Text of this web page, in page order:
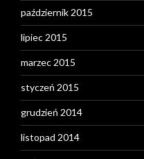
październik 2015
lipiec 2015
marzec 2015
styczeń 2015
grudzień 2014
listopad 2014